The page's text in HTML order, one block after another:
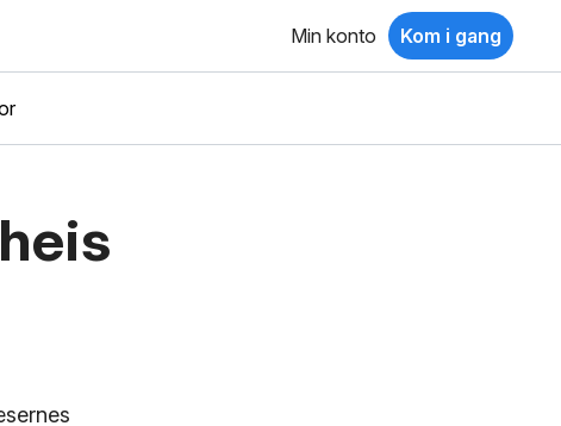
Min konto Kom i gang